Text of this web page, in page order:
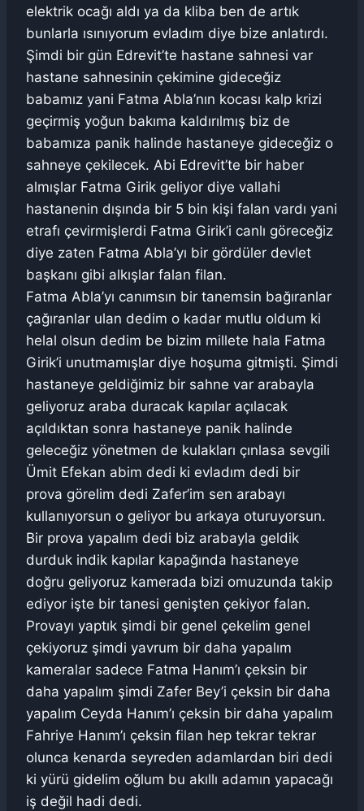
elektrik ocağı aldı ya da kliba ben de artık
bunlarla ısınıyorum evladım diye bize anlatırdı.
Şimdi bir gün Edrevit’te hastane sahnesi var
hastane sahnesinin çekimine gideceğiz
babamız yani Fatma Abla’nın kocası kalp krizi
geçirmiş yoğun bakıma kaldırılmış biz de
babamıza panik halinde hastaneye gideceğiz o
sahneye çekilecek. Abi Edrevit’te bir haber
almışlar Fatma Girik geliyor diye vallahi
hastanenin dışında bir 5 bin kişi falan vardı yani
etrafı çevirmişlerdi Fatma Girik’i canlı göreceğiz
diye zaten Fatma Abla’yı bir gördüler devlet
başkanı gibi alkışlar falan filan.
Fatma Abla’yı canımsın bir tanemsin bağıranlar
çağıranlar ulan dedim o kadar mutlu oldum ki
helal olsun dedim be bizim millete hala Fatma
Girik’i unutmamışlar diye hoşuma gitmişti. Şimdi
hastaneye geldiğimiz bir sahne var arabayla
geliyoruz araba duracak kapılar açılacak
açıldıktan sonra hastaneye panik halinde
geleceğiz yönetmen de kulakları çınlasa sevgili
Ümit Efekan abim dedi ki evladım dedi bir
prova görelim dedi Zafer’im sen arabayı
kullanıyorsun o geliyor bu arkaya oturuyorsun.
Bir prova yapalım dedi biz arabayla geldik
durduk indik kapılar kapağında hastaneye
doğru geliyoruz kamerada bizi omuzunda takip
ediyor işte bir tanesi genişten çekiyor falan.
Provayı yaptık şimdi bir genel çekelim genel
çekiyoruz şimdi yavrum bir daha yapalım
kameralar sadece Fatma Hanım’ı çeksin bir
daha yapalım şimdi Zafer Bey’i çeksin bir daha
yapalım Ceyda Hanım’ı çeksin bir daha yapalım
Fahriye Hanım’ı çeksin filan hep tekrar tekrar
olunca kenarda seyreden adamlardan biri dedi
ki yürü gidelim oğlum bu akıllı adamın yapacağı
iş değil hadi dedi.